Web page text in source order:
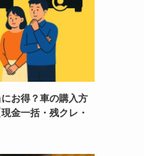
お得？車の購入方
金一括・残クレ・